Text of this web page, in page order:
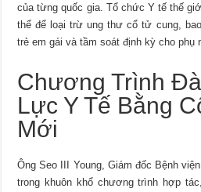
của từng quốc gia. Tổ chức Y tế thế
thể để loại trừ ung thư cổ tử cung,
trẻ em gái và tầm soát định kỳ cho phụ
Chương Trình
Lực Y Tế Bằng
Mới
Ông Seo III Young, Giám đốc Bệnh
trong khuôn khổ chương trình hợp